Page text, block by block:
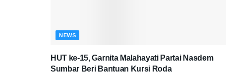
NEWS
HUT ke-15, Garnita Malahayati Partai Nasdem
Sumbar Beri Bantuan Kursi Roda